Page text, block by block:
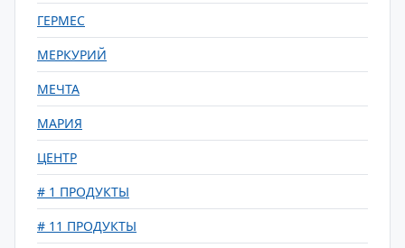
ГЕРМЕС
МЕРКУРИЙ
МЕЧТА
МАРИЯ
ЦЕНТР
# 1 ПРОДУКТЫ
# 11 ПРОДУКТЫ